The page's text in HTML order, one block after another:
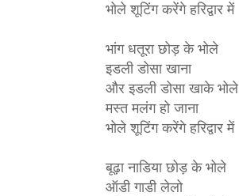
भोले शूटिंग करेंगे हरिद्वार में
भांग धतूरा छोड़ के भोले
इडली डोसा खाना
और इडली डोसा खाके भोले
मस्त मलंग हो जाना
भोले शूटिंग करेंगे हरिद्वार में
बूढ़ा नाडिया छोड़ के भोले
ऑडी गाडी लेलो